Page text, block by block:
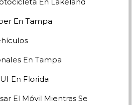
En Tampa
En Tampa
En Florida
El Móvil Mientras Se